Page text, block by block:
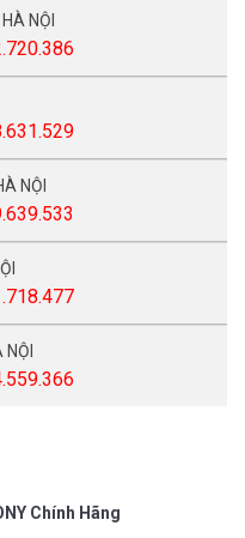
NỘI
NỘI
Chính Hãng